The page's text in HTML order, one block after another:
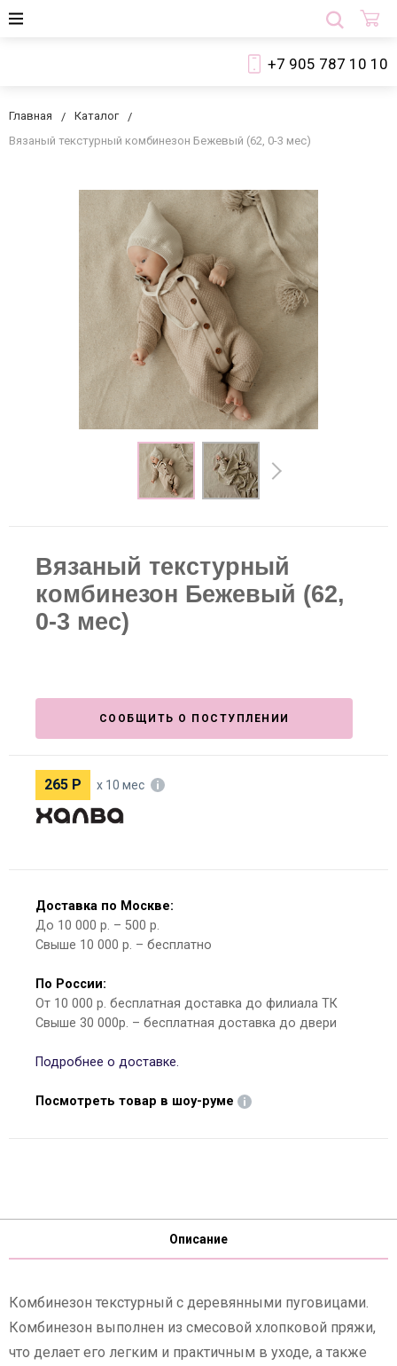
+7 905 787 10 10
Главная
Каталог
Вязаный текстурный комбинезон Бежевый (62, 0-3 мес)
Вязаный текстурный
комбинезон Бежевый (62,
0-3 мес)
СООБЩИТЬ О ПОСТУПЛЕНИИ
265 Р х 10 мес
Доставка по Москве:
До 10 000 р. – 500 р.
Свыше 10 000 р. – бесплатно
По России:
От 10 000 р. бесплатная доставка до филиала ТК
Свыше 30 000р. – бесплатная доставка до двери
Подробнее о доставке.
Посмотреть товар в шоу-руме
Описание
Комбинезон текстурный с деревянными пуговицами.
Комбинезон выполнен из смесовой хлопковой пряжи,
что делает его легким и практичным в уходе, а также